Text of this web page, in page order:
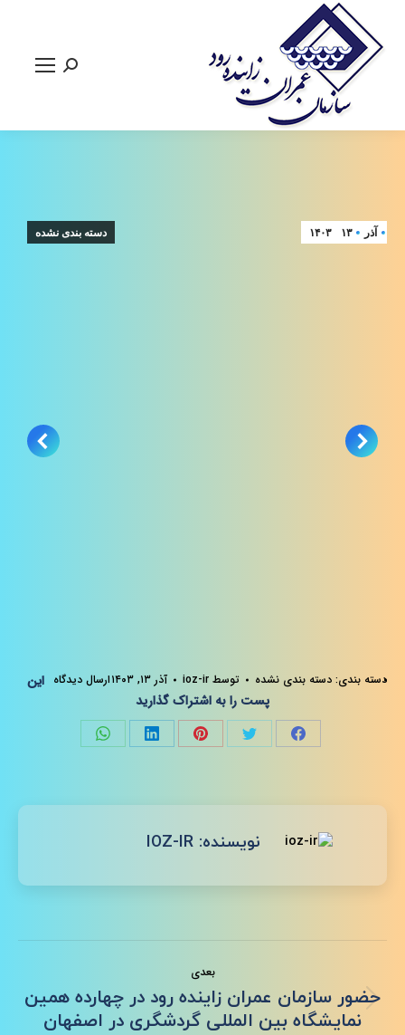
جستجو:
آذر ۱۳ ۱۴۰۳ دسته بندی نشده
دسته بندی: دسته بندی نشده توسط ioz-ir آذر ۱۳, ۱۴۰۳ ارسال دیدگاه این
پست را به اشتراک گذارید
Share
Share
Share
Share
لینک‌دین
Share
واتساپ
نویسنده:
نوشته
بعدی
نوشته
بعدی:
حضور سازمان عمران زاینده رود در چهارده همین
نمایشگاه بین المللی گردشگری در اصفهان